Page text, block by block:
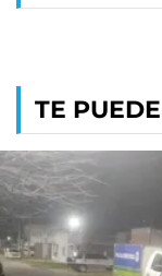
TE